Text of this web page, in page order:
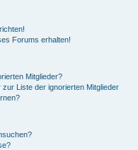
Forums erhalten!
Mitglieder?
Liste der ignorierten Mitglieder